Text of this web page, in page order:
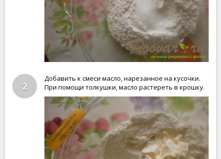
2
Добавить к смеси масло, нарезанное на кусочки.
При помощи толкушки, масло растереть в крошку.